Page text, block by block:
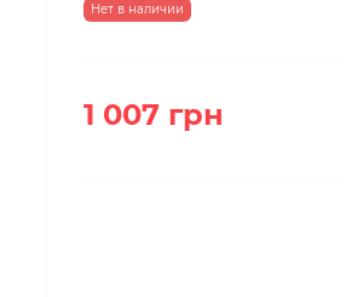
Нет в наличии
1 007 грн